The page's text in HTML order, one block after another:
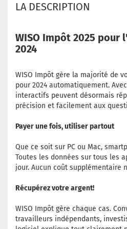
LA DESCRIPTION
WISO Impôt 2025 pour
2024
WISO Impôt gère la majorité de
pour 2024 automatiquement.
interactifs peuvent désormais
précision et facilement aux
Payer une fois, utiliser partout
Que ce soit sur PC ou Mac,
Toutes les données sur tous les
jour. Aucun coût supplémentaire
Récupérez votre argent!
WISO Impôt gère chaque cas.
travailleurs indépendants,